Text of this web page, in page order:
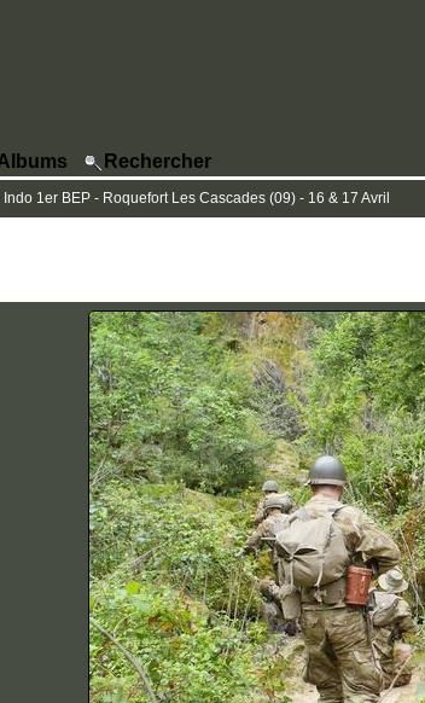
Rechercher
1er BEP - Roquefort Les Cascades (09) - 16 & 17 Avril